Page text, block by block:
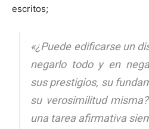
escritos;
«¿Puede edificarse un
negarlo todo y en
sus prestigios, su
su verosimilitud
una tarea afirmativa